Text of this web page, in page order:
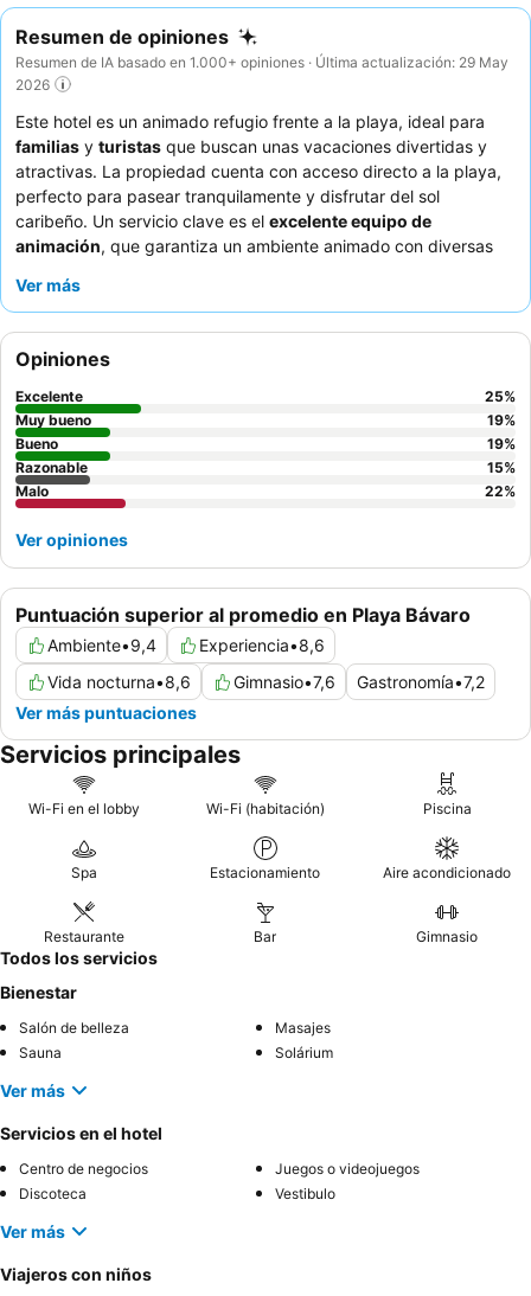
Resumen de opiniones
Resumen de IA basado en 1.000+ opiniones · Última actualización: 29 May
2026
Este hotel es un animado refugio frente a la playa, ideal para
familias y turistas que buscan unas vacaciones divertidas y
atractivas. La propiedad cuenta con acceso directo a la playa,
perfecto para pasear tranquilamente y disfrutar del sol
caribeño. Un servicio clave es el excelente equipo de
animación, que garantiza un ambiente animado con diversas
huéspedes elogian constantemente al atento personal y la
una experiencia más cómoda y moderna, los huéspedes deben
solicitar una
Ver más
Puntuación superior al promedio en Playa Bávaro
Ambiente•9,4 Experiencia•8,6
Vida nocturna•8,6 Gimnasio•7,6 Gastronomía•7,2
Ver más puntuaciones
Opiniones
Excelente 25%
Muy bueno
19%
Bueno
19%
Razonable
15%
Malo
22%
Ver opiniones
Servicios principales
Wi-Fi en el lobby Wi-Fi (habitación) Piscina
Spa Estacionamiento Aire acondicionado
Restaurante Bar Gimnasio
Todos los servicios
Bienestar
Salón de belleza
Masajes
Sauna
Solárium
Ver más
Servicios en el hotel
Centro de negocios
Juegos o videojuegos
Discoteca
Vestibulo
Ver más
Viajeros con niños